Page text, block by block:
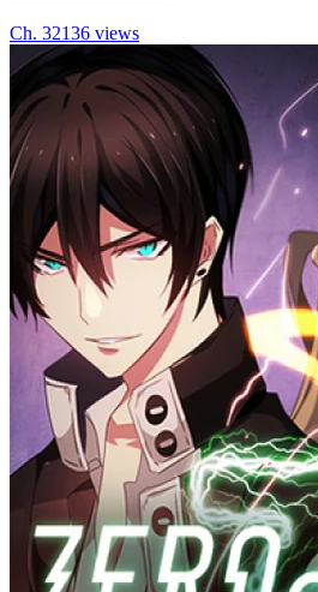
Ch. 32136 views